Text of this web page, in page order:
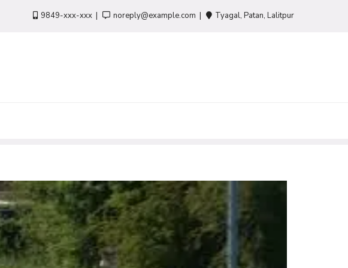
9849-xxx-xxx noreply@example.com Tyagal, Patan, Lalitpur